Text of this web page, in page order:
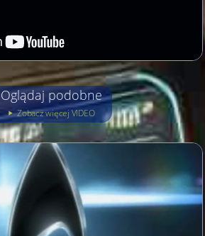
Oglądaj podobne
Zobacz więcej VIDEO